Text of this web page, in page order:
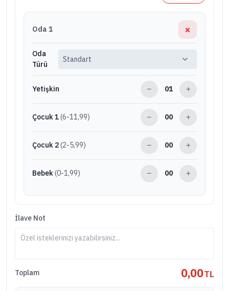
Oda 1 ×
Oda
Türü
Yetişkin
Çocuk 1(6-11,99)
Çocuk 2(2-5,99)
Bebek(0-1,99)
İlave Not
Toplam 0,00TL